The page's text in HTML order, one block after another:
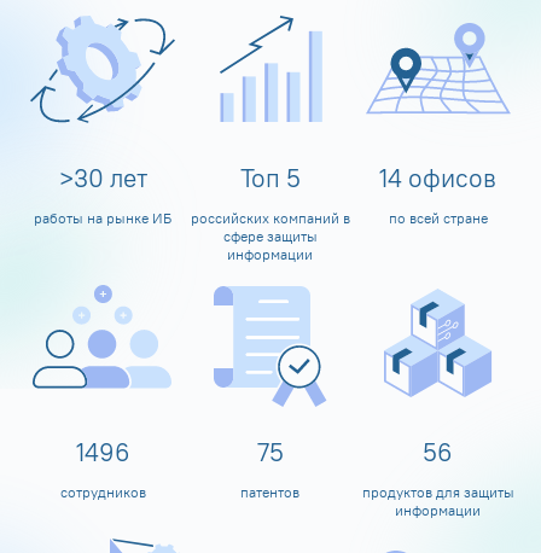
>30 лет
работы на рынке ИБ
Топ 5
российских компаний в
сфере защиты
информации
14 офисов
по всей стране
1599
сотрудников
80
патентов
60
продуктов для защиты
информации